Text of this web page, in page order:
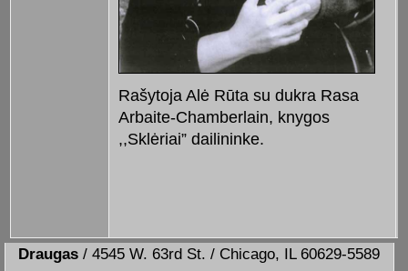
Rašytoja Alė Rūta su dukra Rasa
Arbaite-Chamberlain, knygos
,,Sklėriai” dailininke.
Draugas / 4545 W. 63rd St. / Chicago, IL 60629-5589